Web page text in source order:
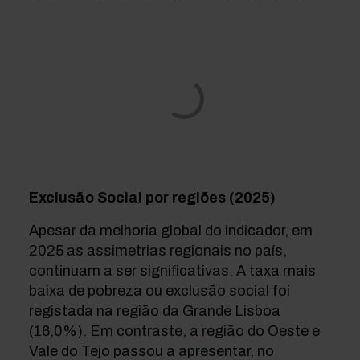
Exclusão Social por regiões (2025)
Apesar da melhoria global do indicador, em
2025 as assimetrias regionais no país,
continuam a ser significativas. A taxa mais
baixa de pobreza ou exclusão social foi
registada na região da Grande Lisboa
(16,0%). Em contraste, a região do Oeste e
Vale do Tejo passou a apresentar, no